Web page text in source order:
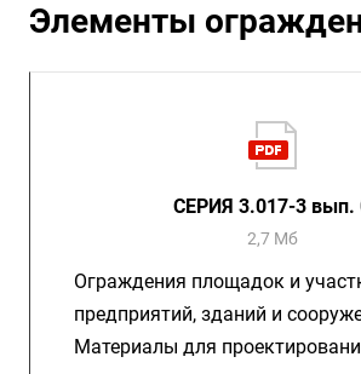
Элементы
СЕРИЯ 3.017-3 вып.
2,7 Мб
Ограждения площадок и
предприятий, зданий и
Материалы для